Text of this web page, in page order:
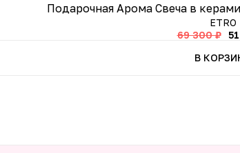
Подарочная Арома Свеча в
ETRO
69 300 ₽
В